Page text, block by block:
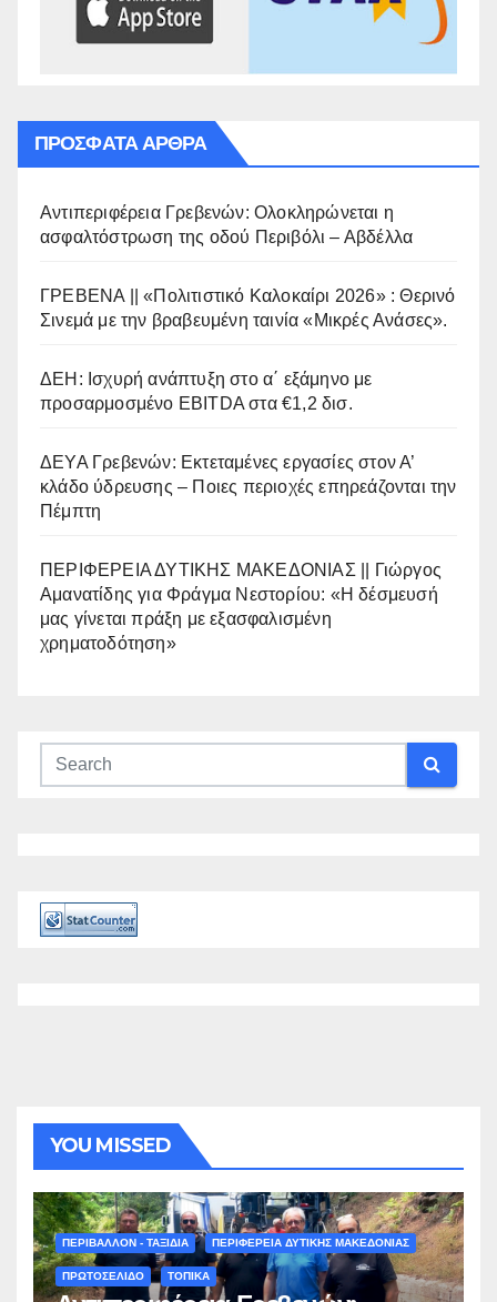
ΠΡΌΣΦΑΤΑ ΆΡΘΡΑ
Αντιπεριφέρεια Γρεβενών: Ολοκληρώνεται η
ασφαλτόστρωση της οδού Περιβόλι – Αβδέλλα
ΓΡΕΒΕΝΑ || «Πολιτιστικό Καλοκαίρι 2026» : Θερινό
Σινεμά με την βραβευμένη ταινία «Μικρές Ανάσες».
ΔΕΗ: Ισχυρή ανάπτυξη στο α΄ εξάμηνο με
προσαρμοσμένο EBITDA στα €1,2 δισ.
ΔΕΥΑ Γρεβενών: Εκτεταμένες εργασίες στον Α’
κλάδο ύδρευσης – Ποιες περιοχές επηρεάζονται την
Πέμπτη
ΠΕΡΙΦΕΡΕΙΑ ΔΥΤΙΚΗΣ ΜΑΚΕΔΟΝΙΑΣ || Γιώργος
Αμανατίδης για Φράγμα Νεστορίου: «Η δέσμευσή
μας γίνεται πράξη με εξασφαλισμένη
χρηματοδότηση»
YOU MISSED
ΠΕΡΙΒΑΛΛΟΝ - ΤΑΞΙΔΙΑ ΠΕΡΙΦΕΡΕΙΑ ΔΥΤΙΚΗΣ ΜΑΚΕΔΟΝΙΑΣ
ΠΡΩΤΟΣΕΛΙΔΟ ΤΟΠΙΚΑ